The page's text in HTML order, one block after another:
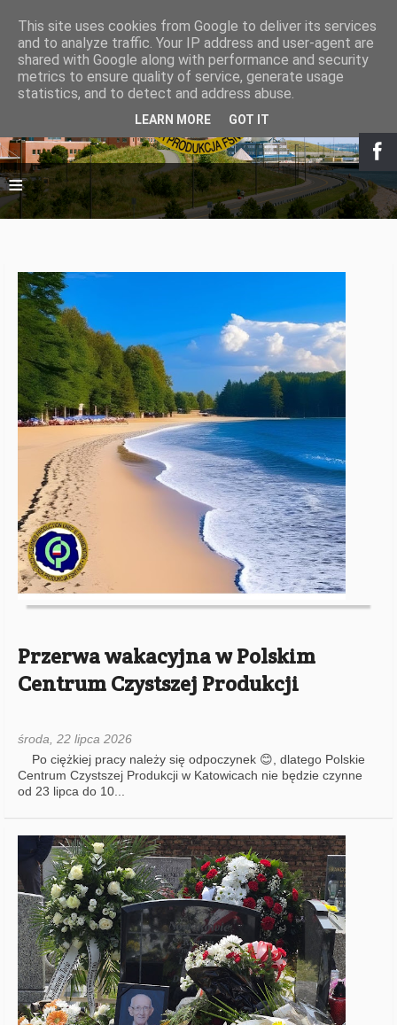
Stowarzyszenie
Polski Ruch
≡
Przerwa wakacyjna w Polskim
Centrum Czystszej Produkcji
środa, 22 lipca 2026
This site uses cookies from Google to deliver its services
and to analyze traffic. Your IP address and user-agent are
shared with Google along with performance and security
metrics to ensure quality of service, generate usage
statistics, and to detect and address abuse.
LEARN MORE GOT IT